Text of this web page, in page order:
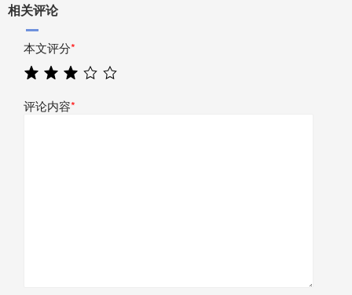
相关评论
本文评分*
评论内容*